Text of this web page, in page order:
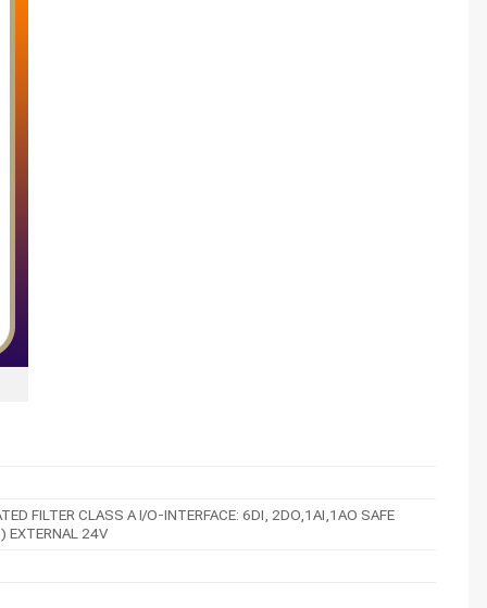
FILTER CLASS A I/O-INTERFACE: 6DI, 2DO,1AI,1AO SAFE
EXTERNAL 24V